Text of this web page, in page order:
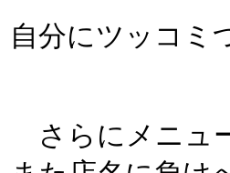
自分にツッコミ
さらにメニュ